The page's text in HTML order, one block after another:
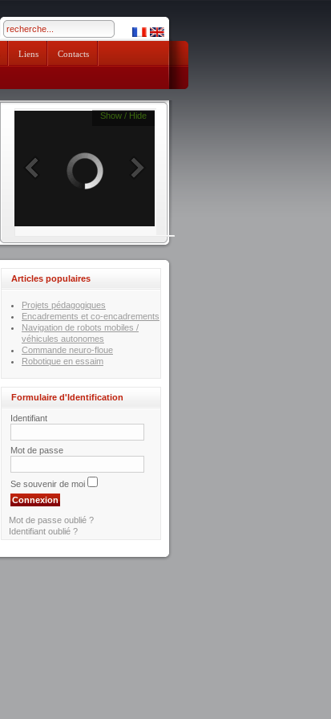
pendik escort
Liens Contacts
Show / Hide
Articles populaires
Projets pédagogiques
Encadrements et co-encadrements
Navigation de robots mobiles /
véhicules autonomes
Commande neuro-floue
Robotique en essaim
Formulaire d'Identification
Identifiant
Mot de passe
Se souvenir de moi
Mot de passe oublié ?
Identifiant oublié ?